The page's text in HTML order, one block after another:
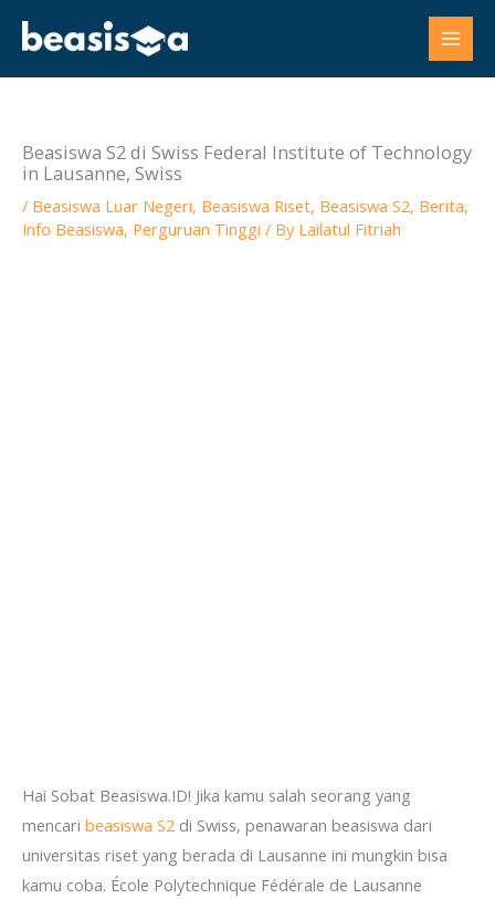
content
Beasiswa S2 di Swiss Federal Institute of Technology
in Lausanne, Swiss
/ Beasiswa Luar Negeri, Beasiswa Riset, Beasiswa S2, Berita,
Info Beasiswa, Perguruan Tinggi / By Lailatul Fitriah
Hai Sobat Beasiswa.ID! Jika kamu salah seorang yang
mencari beasiswa S2 di Swiss, penawaran beasiswa dari
universitas riset yang berada di Lausanne ini mungkin bisa
kamu coba. École Polytechnique Fédérale de Lausanne